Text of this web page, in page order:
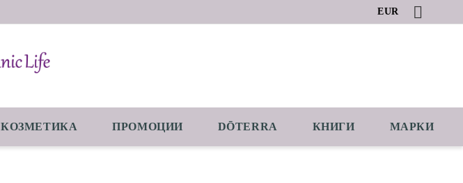
EUR
КОЗМЕТИКА ПРОМОЦИИ DŌTERRA КНИГИ МАРКИ